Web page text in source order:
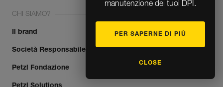
manutenzione dei tuoi DPI.
PER SAPERNE DI PIÙ
CLOSE
CHI SIAMO?
Il brand
Società Responsabile
Petzl Fondazione